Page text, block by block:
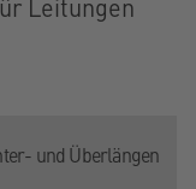
Leitungen
und Überlängen